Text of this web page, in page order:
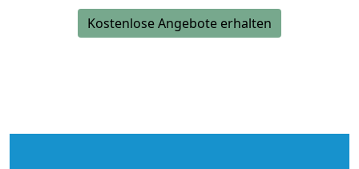
Kostenlose Angebote erhalten